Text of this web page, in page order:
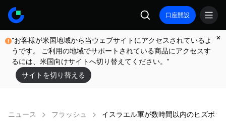
口座開設
"お客様が米国地域から当ウェブサイトにアクセスされているよ
うです。 ご利用の地域でサポートされている商品にアクセスす
るには、米国向けサイトへ切り替えてください。"
サイトを切り替える
ニュース フラッシュ イスラエル軍が数時間以内のヒズボ